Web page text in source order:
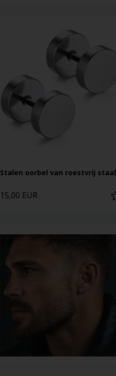
Stalen oorbel van roestvrij staal
15,00 EUR